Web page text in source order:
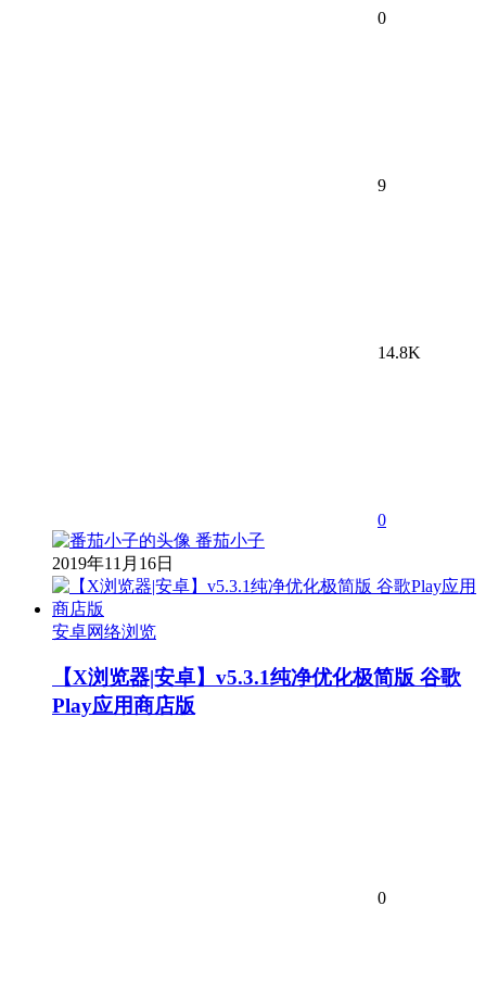
0
9
14.8K
0
番茄小子
2019年11月16日
安卓网络浏览
【X浏览器|安卓】v5.3.1纯净优化极简版 谷歌
Play应用商店版
0